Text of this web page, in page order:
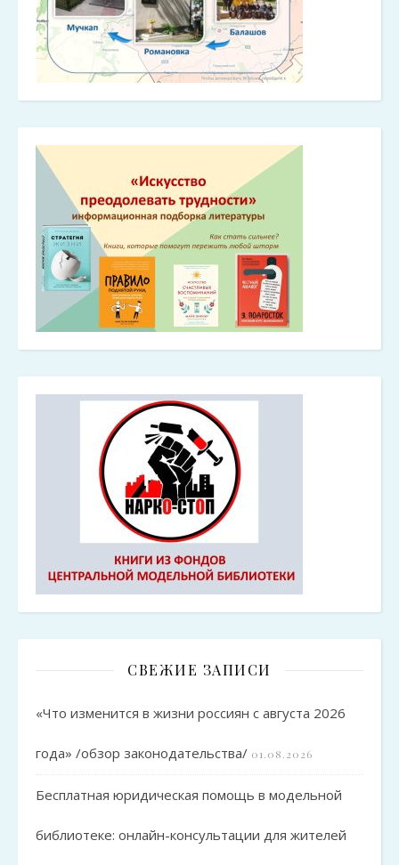
СВЕЖИЕ ЗАПИСИ
«Что изменится в жизни россиян с августа 2026
года» /обзор законодательства/ 01.08.2026
Бесплатная юридическая помощь в модельной
библиотеке: онлайн-консультации для жителей